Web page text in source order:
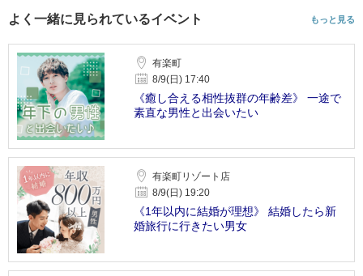
よく一緒に見られているイベント もっと見る
有楽町
8/9(日) 17:40
《癒し合える相性抜群の年齢差》 一途で
素直な男性と出会いたい
有楽町リゾート店
8/9(日) 19:20
《1年以内に結婚が理想》 結婚したら新
婚旅行に行きたい男女